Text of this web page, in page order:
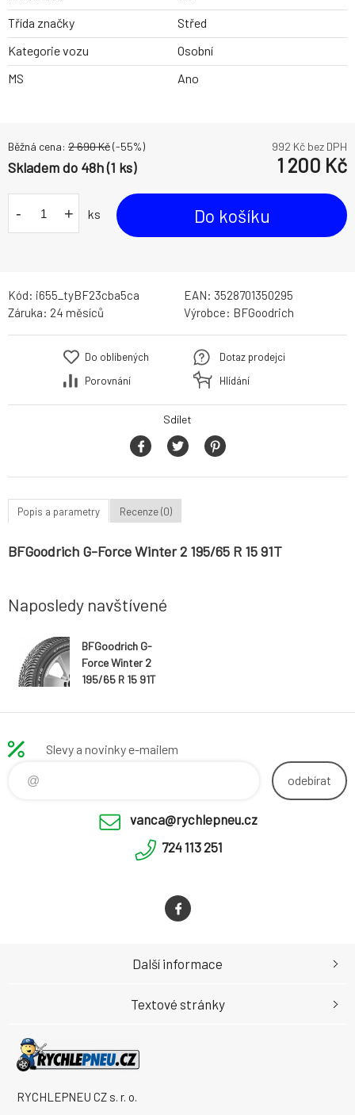
Třída značky
Střed
Kategorie vozu
Osobní
MS
Ano
Běžná cena: 2 690Kč(-55%) 992 Kč bez DPH
Skladem do 48h (1 ks) 1 200 Kč
- + ks Do košíku
Kód: i655_tyBF23cba5ca EAN: 3528701350295
Záruka: 24 měsíců Výrobce: BFGoodrich
Do oblíbených
Porovnání
Dotaz prodejci
Hlídání
Sdílet
Popis a parametry Recenze (0)
BFGoodrich G-Force Winter 2 195/65 R 15 91T
Naposledy navštívené
BFGoodrich G-
Force Winter 2
195/65 R 15 91T
Slevy a novinky e-mailem
odebírat
vanca@rychlepneu.cz
724 113 251
RYCHLEPNEU CZ s. r. o.
Další informace
Textové stránky